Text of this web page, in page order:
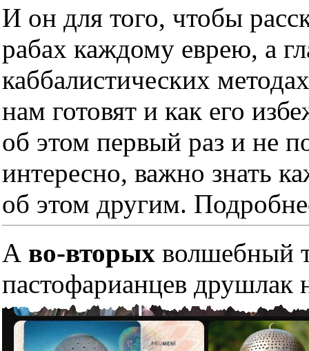
И он для того, чтобы
рабах каждому еврею, а
каббалистических
нам готовят и как его
об этом первый раз и не
интересно, важно знать
об этом другим.
А во-вторых волшебный
пастофарианцев друшлак